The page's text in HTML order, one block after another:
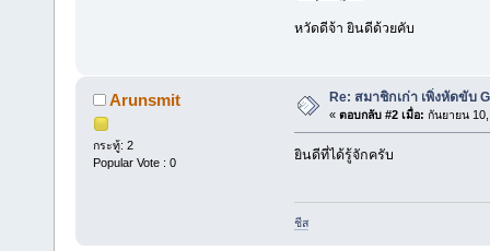
หวัดดีจ้า ยินดีด้วยคับ
Arunsmit
กระทู้: 2
Popular Vote : 0
Re: สมาชิกเก่า เพิ่งหัดขับ
« ตอบกลับ #2 เมื่อ: กันยายน
ยินดีที่ได้รู้จักครับ
ชีส